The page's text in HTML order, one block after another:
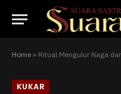
Home » Ritual Mengulur Naga dan
KUKAR